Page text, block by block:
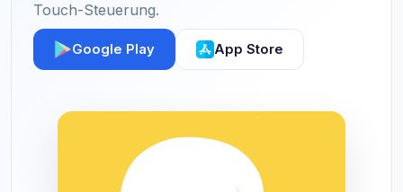
Touch-Steuerung.
Google Play App Store